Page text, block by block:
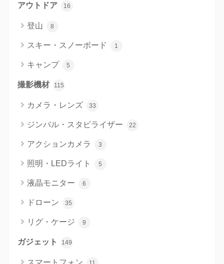
アウトドア 16
登山 8
スキー・スノーボード 1
キャンプ 5
撮影機材 115
カメラ・レンズ 33
ジンバル・スタビライザー 22
アクションカメラ 3
照明・LEDライト 5
液晶モニター 6
ドローン 35
リグ・ケージ 9
ガジェット 149